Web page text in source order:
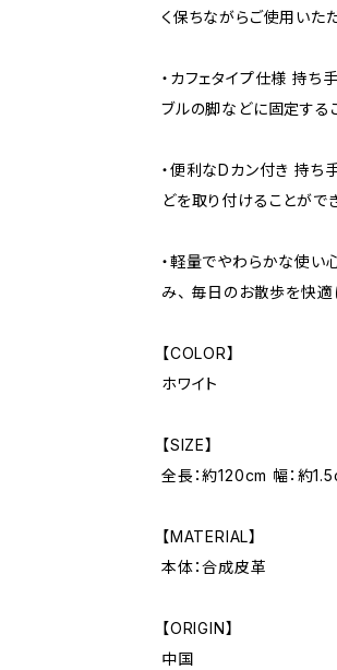
く保ちながらご使用いた
・カフェタイプ仕様 持ち
ブルの脚などに固定する
・便利なDカン付き 持ち
どを取り付けることができ
・軽量でやわらかな使い
み、 毎日のお散歩を快適
【COLOR】
ホワイト
【SIZE】
全長：約120cm 幅：約
【MATERIAL】
本体：合成皮革
【ORIGIN】
中国